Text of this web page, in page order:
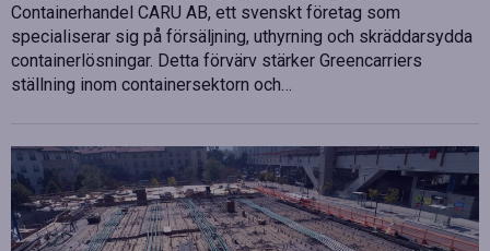
Containerhandel CARU AB, ett svenskt företag som
specialiserar sig på försäljning, uthyrning och skräddarsydda
containerlösningar. Detta förvärv stärker Greencarriers
ställning inom containersektorn och…